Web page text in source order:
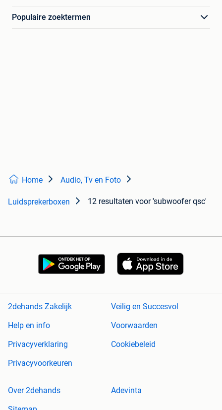
Populaire zoektermen
Home Audio, Tv en Foto
Luidsprekerboxen 12 resultaten voor 'subwoofer qsc'
2dehands Zakelijk
Veilig en Succesvol
Help en info
Voorwaarden
Privacyverklaring
Cookiebeleid
Privacyvoorkeuren
Over 2dehands
Adevinta